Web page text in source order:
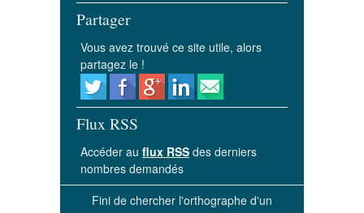
Partager
Vous avez trouvé ce site utile, alors
partagez le !
Flux RSS
Accéder au flux RSS des derniers
nombres demandés
Fini de chercher l'orthographe d'un